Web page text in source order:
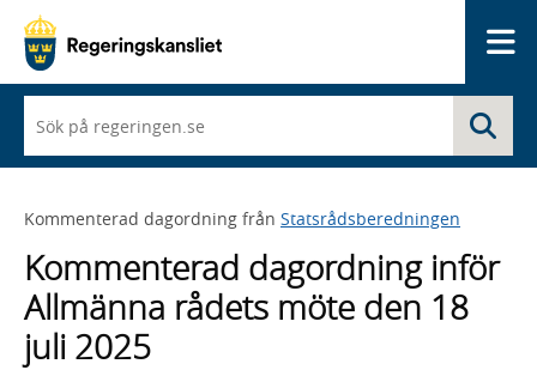
du
börjar
skriva
framträder
lista
med
sökförslag
Kommenterad dagordning från Statsrådsberedningen
Kommenterad dagordning inför
Allmänna rådets möte den 18
juli 2025